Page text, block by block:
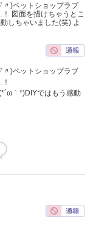
)ペットショップラブ
図面を描けちゃうとこ
しちゃいました(笑) よ
)ペットショップラブ
｀*)DIYではもう感動